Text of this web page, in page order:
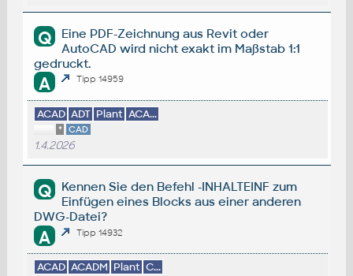
Q
Eine PDF-Zeichnung aus Revit oder
AutoCAD wird nicht exakt im Maßstab 1:1
gedruckt.
A Tipp 14959
ACAD ADT Plant ACA...
* CAD
1.4.2026
Q
Kennen Sie den Befehl -INHALTEINF zum
Einfügen eines Blocks aus einer anderen
DWG-Datei?
A Tipp 14932
ACAD ACADM Plant C...